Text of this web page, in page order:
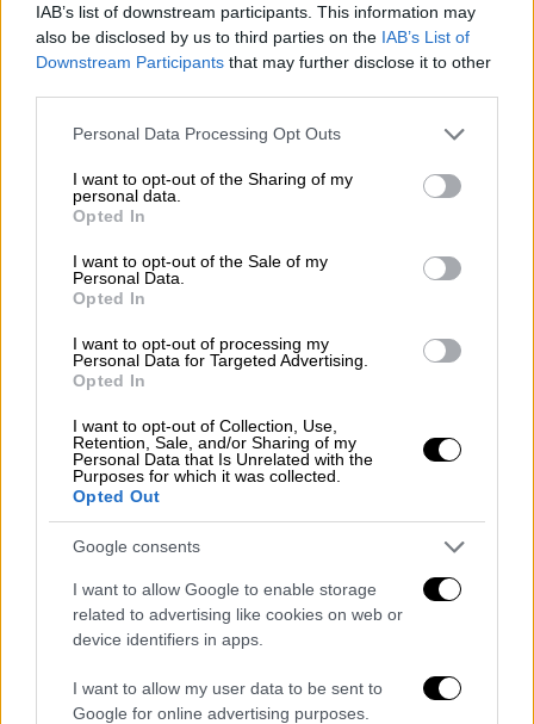
IAB’s list of downstream participants. This information may
also be disclosed by us to third parties on the IAB’s List of
Downstream Participants that may further disclose it to other
Please note that this website/app uses one or more Google
not limited to your visit or usage behaviour. You may click to
grant or deny consent to Google and its third-party tags to
use your data for below specified purposes in below Google
consent section.
Personal Data Processing Opt Outs
I want to opt-out of the Sharing of my
personal data.
Opted In
I want to opt-out of the Sale of my
Personal Data.
Opted In
I want to opt-out of processing my
Personal Data for Targeted Advertising.
Opted In
I want to opt-out of Collection, Use,
Retention, Sale, and/or Sharing of my
Personal Data that Is Unrelated with the
Purposes for which it was collected.
Opted Out
Google consents
I want to allow Google to enable storage
related to advertising like cookies on web or
device identifiers in apps.
I want to allow my user data to be sent to
Google for online advertising purposes.
Κόσμος 14.04.2023 16:11
Εύα Καϊλή: Τα επόμενα βήματα μέχρι τη
δίκη, μετά την απόφαση για κατ’ οίκον
περιορισμό
την αποφυλάκιση με βραχιολάκι της
κατηγορούμενης για σκάνδαλο Qatar Gate
Qatar Gate: «Δεν βρέθηκαν